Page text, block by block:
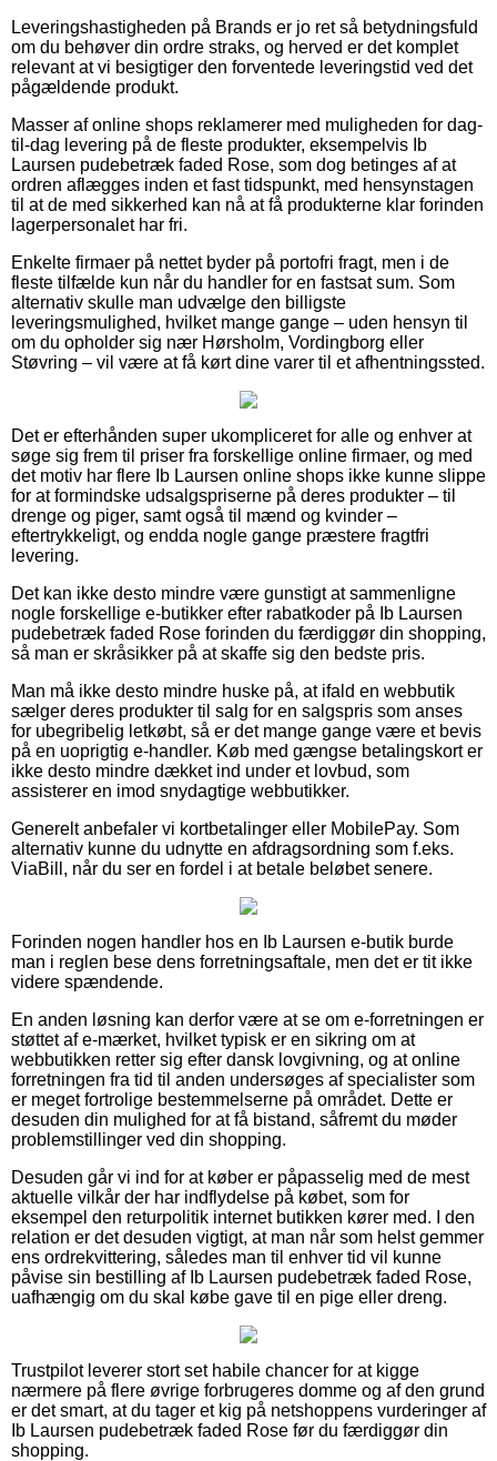
Leveringshastigheden på Brands er jo ret så betydningsfuld
om du behøver din ordre straks, og herved er det komplet
relevant at vi besigtiger den forventede leveringstid ved det
pågældende produkt.
Masser af online shops reklamerer med muligheden for dag-
til-dag levering på de fleste produkter, eksempelvis Ib
Laursen pudebetræk faded Rose, som dog betinges af at
ordren aflægges inden et fast tidspunkt, med hensynstagen
til at de med sikkerhed kan nå at få produkterne klar forinden
lagerpersonalet har fri.
Enkelte firmaer på nettet byder på portofri fragt, men i de
fleste tilfælde kun når du handler for en fastsat sum. Som
alternativ skulle man udvælge den billigste
leveringsmulighed, hvilket mange gange – uden hensyn til
om du opholder sig nær Hørsholm, Vordingborg eller
Støvring – vil være at få kørt dine varer til et afhentningssted.
Det er efterhånden super ukompliceret for alle og enhver at
søge sig frem til priser fra forskellige online firmaer, og med
det motiv har flere Ib Laursen online shops ikke kunne slippe
for at formindske udsalgspriserne på deres produkter – til
drenge og piger, samt også til mænd og kvinder –
eftertrykkeligt, og endda nogle gange præstere fragtfri
levering.
Det kan ikke desto mindre være gunstigt at sammenligne
nogle forskellige e-butikker efter rabatkoder på Ib Laursen
pudebetræk faded Rose forinden du færdiggør din shopping,
så man er skråsikker på at skaffe sig den bedste pris.
Man må ikke desto mindre huske på, at ifald en webbutik
sælger deres produkter til salg for en salgspris som anses
for ubegribelig letkøbt, så er det mange gange være et bevis
på en uoprigtig e-handler. Køb med gængse betalingskort er
ikke desto mindre dækket ind under et lovbud, som
assisterer en imod snydagtige webbutikker.
Generelt anbefaler vi kortbetalinger eller MobilePay. Som
alternativ kunne du udnytte en afdragsordning som f.eks.
ViaBill, når du ser en fordel i at betale beløbet senere.
Forinden nogen handler hos en Ib Laursen e-butik burde
man i reglen bese dens forretningsaftale, men det er tit ikke
videre spændende.
En anden løsning kan derfor være at se om e-forretningen er
støttet af e-mærket, hvilket typisk er en sikring om at
webbutikken retter sig efter dansk lovgivning, og at online
forretningen fra tid til anden undersøges af specialister som
er meget fortrolige bestemmelserne på området. Dette er
desuden din mulighed for at få bistand, såfremt du møder
problemstillinger ved din shopping.
Desuden går vi ind for at køber er påpasselig med de mest
aktuelle vilkår der har indflydelse på købet, som for
eksempel den returpolitik internet butikken kører med. I den
relation er det desuden vigtigt, at man når som helst gemmer
ens ordrekvittering, således man til enhver tid vil kunne
påvise sin bestilling af Ib Laursen pudebetræk faded Rose,
uafhængig om du skal købe gave til en pige eller dreng.
Trustpilot leverer stort set habile chancer for at kigge
nærmere på flere øvrige forbrugeres domme og af den grund
er det smart, at du tager et kig på netshoppens vurderinger af
Ib Laursen pudebetræk faded Rose før du færdiggør din
shopping.